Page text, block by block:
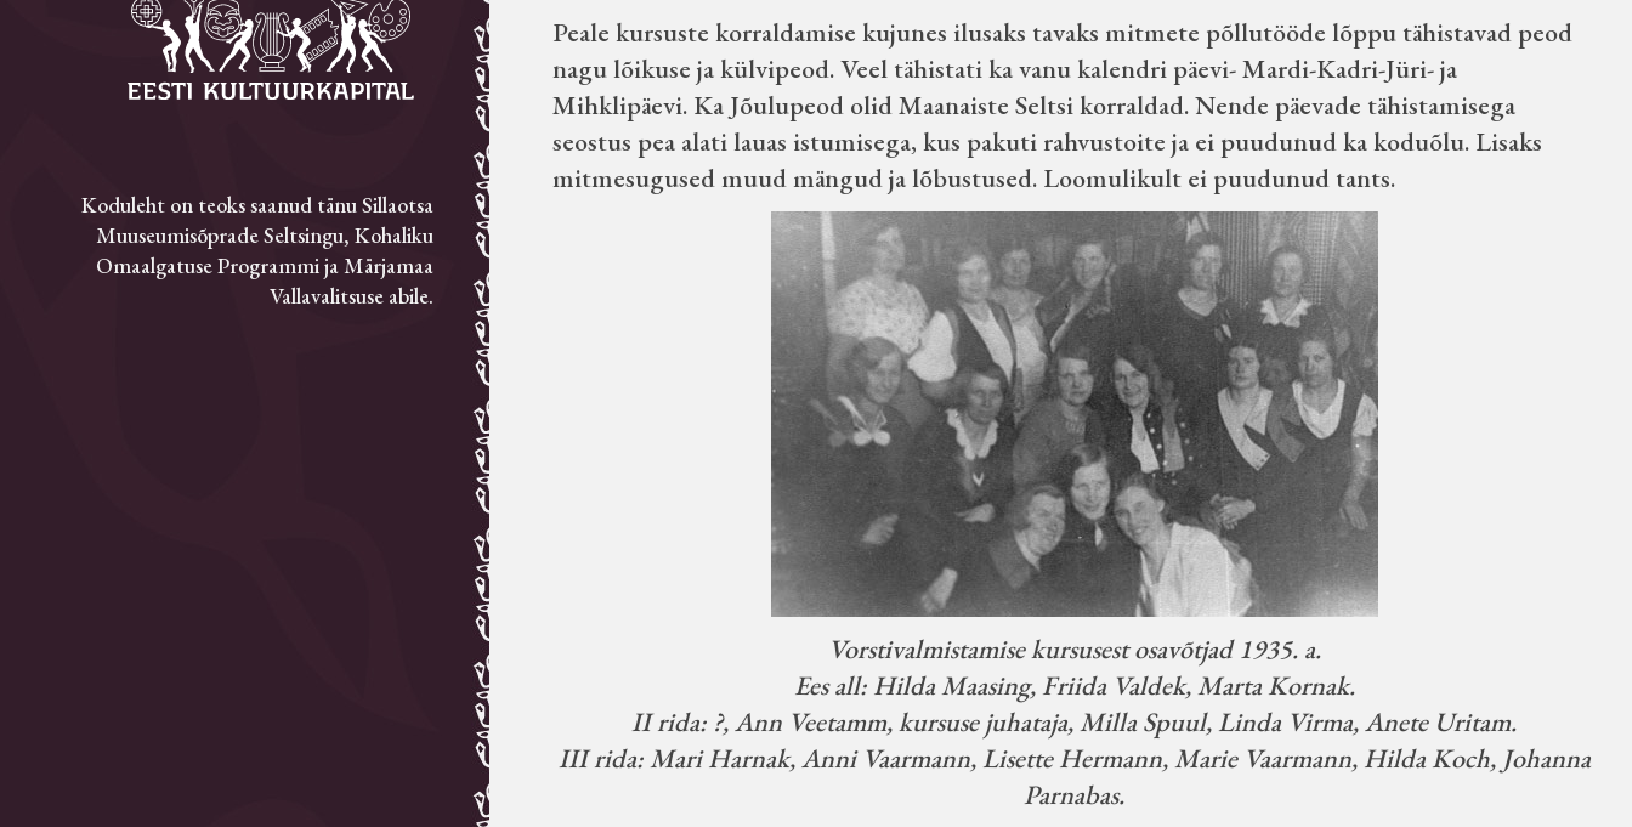
Koduleht on teoks saanud tänu Sillaotsa
Muuseumisõprade Seltsingu, Kohaliku
Omaalgatuse Programmi ja Märjamaa
Vallavalitsuse abile.
Peale kursuste korraldamise kujunes ilusaks tavaks mitmete põllutööde lõppu tähistavad peod
nagu lõikuse ja külvipeod. Veel tähistati ka vanu kalendri päevi- Mardi-Kadri-Jüri- ja
Mihklipäevi. Ka Jõulupeod olid Maanaiste Seltsi korraldad. Nende päevade tähistamisega
seostus pea alati lauas istumisega, kus pakuti rahvustoite ja ei puudunud ka koduõlu. Lisaks
mitmesugused muud mängud ja lõbustused. Loomulikult ei puudunud tants.
Vorstivalmistamise kursusest osavõtjad 1935. a.
Ees all: Hilda Maasing, Friida Valdek, Marta Kornak.
II rida: ?, Ann Veetamm, kursuse juhataja, Milla Spuul, Linda Virma, Anete Uritam.
III rida: Mari Harnak, Anni Vaarmann, Lisette Hermann, Marie Vaarmann, Hilda Koch, Johanna
Parnabas.